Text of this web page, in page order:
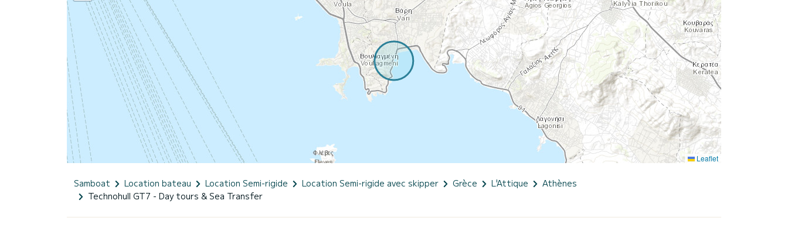
Leaflet
Samboat Location bateau Location Semi-rigide Location Semi-rigide avec skipper Grèce L'Attique
Athènes
Technohull GT7 - Day tours & Sea Transfer